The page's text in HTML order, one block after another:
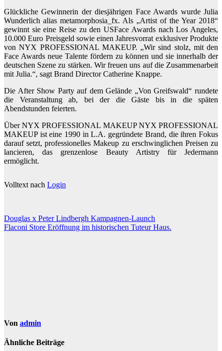
Glückliche Gewinnerin der diesjährigen Face Awards wurde Julia
Wunderlich alias metamorphosia_fx. Als „Artist of the Year 2018“
gewinnt sie eine Reise zu den USFace Awards nach Los Angeles,
10.000 Euro Preisgeld sowie einen Jahresvorrat exklusiver Produkte
von NYX PROFESSIONAL MAKEUP. „Wir sind stolz, mit den
Face Awards neue Talente fördern zu können und sie innerhalb der
deutschen Szene zu stärken. Wir freuen uns auf die Zusammenarbeit
mit Julia.“, sagt Brand Director Catherine Knappe.
Die After Show Party auf dem Gelände „Von Greifswald“ rundete
die Veranstaltung ab, bei der die Gäste bis in die späten
Abendstunden feierten.
Über NYX PROFESSIONAL MAKEUP NYX PROFESSIONAL
MAKEUP ist eine 1990 in L.A. gegründete Brand, die ihren Fokus
darauf setzt, professionelles Makeup zu erschwinglichen Preisen zu
lancieren, das grenzenlose Beauty Artistry für Jedermann
ermöglicht.
Volltext nach Login
Beitragsnavigation
Douglas x Peter Lindbergh Kampagnen-Launch
Flaconi Store Eröffnung im historischen Tuteur Haus.
Von admin
Ähnliche Beiträge